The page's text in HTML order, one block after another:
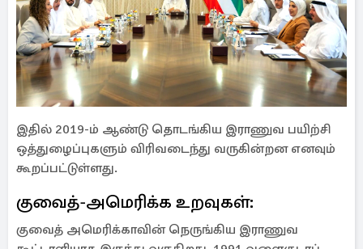
இதில் 2019-ம் ஆண்டு தொடங்கிய இராணுவ பயிற்சி
ஒத்துழைப்புகளும் விரிவடைந்து வருகின்றன எனவும்
கூறப்பட்டுள்ளது.
குவைத்-அமெரிக்க உறவுகள்:
குவைத் அமெரிக்காவின் நெருங்கிய இராணுவ